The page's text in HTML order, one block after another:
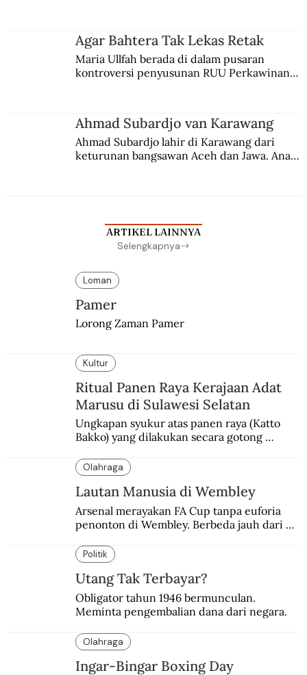
Agar Bahtera Tak Lekas Retak
Maria Ullfah berada di dalam pusaran
kontroversi penyusunan RUU Perkawinan.
Ahmad Subardjo van Karawang
Ahmad Subardjo lahir di Karawang dari
keturunan bangsawan Aceh dan Jawa. Anak
ARTIKEL LAINNYA
Selengkapnya
Loman
Pamer
Lorong Zaman Pamer
Kultur
Ritual Panen Raya Kerajaan Adat
Marusu di Sulawesi Selatan
Ungkapan syukur atas panen raya (Katto
Bakko) yang dilakukan secara gotong
Olahraga
Lautan Manusia di Wembley
Arsenal merayakan FA Cup tanpa euforia
penonton di Wembley. Berbeda jauh dari
silam.
Politik
Utang Tak Terbayar?
Obligator tahun 1946 bermunculan.
Meminta pengembalian dana dari negara.
Olahraga
Ingar-Bingar Boxing Day